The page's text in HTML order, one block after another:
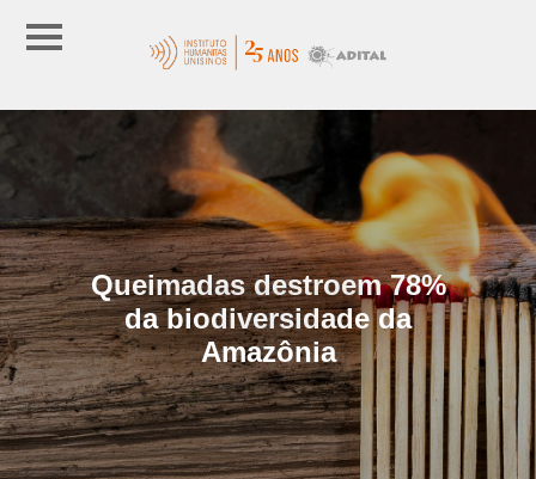
Queimadas destroem 78%
da biodiversidade da
Amazônia